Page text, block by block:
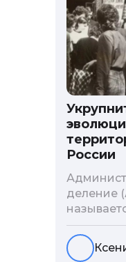
России
деление
органов